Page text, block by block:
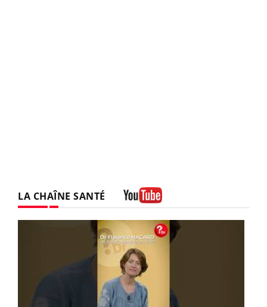
LA CHAÎNE SANTÉ